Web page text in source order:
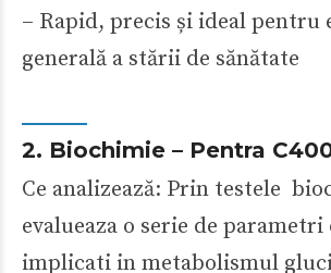
– Rapid, precis și ideal pentru
generală a stării de sănătate
2. Biochimie – Pentra
Ce analizează: Prin testele
evalueaza o serie de parametri
implicati in metabolismul